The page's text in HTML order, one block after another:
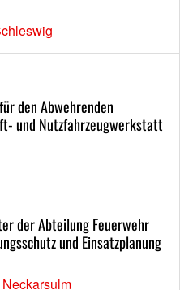
den Abwehrenden
und Nutzfahrzeugwerkstatt
der Abteilung Feuerwehr
und Einsatzplanung